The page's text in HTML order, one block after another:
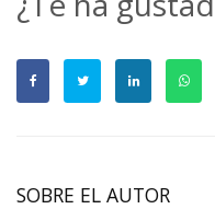
SOBRE EL AUTOR